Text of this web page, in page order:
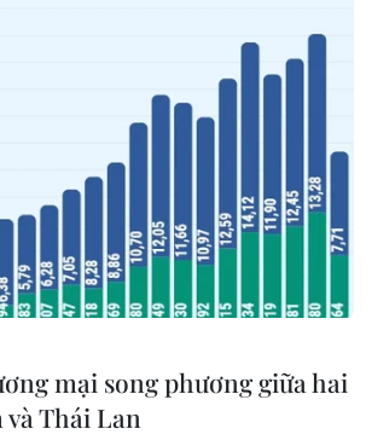
mại song phương giữa hai
Thái Lan